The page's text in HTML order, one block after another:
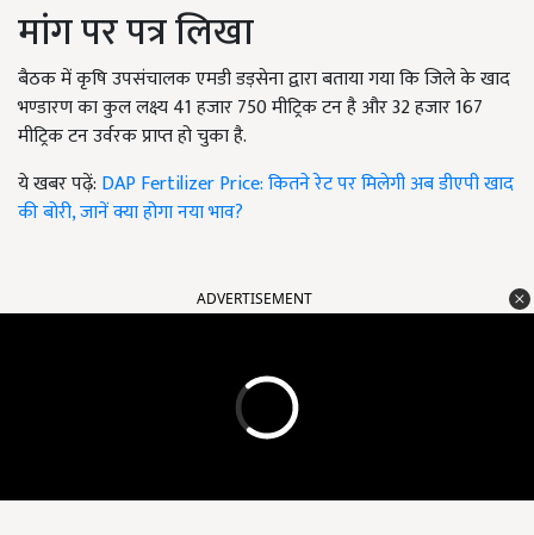
मांग पर पत्र लिखा
बैठक में कृषि उपसंचालक एमडी डड़सेना द्वारा बताया गया कि जिले के खाद
भण्डारण का कुल लक्ष्य 41 हजार 750 मीट्रिक टन है और 32 हजार 167
मीट्रिक टन उर्वरक प्राप्त हो चुका है.
ये खबर पढ़ें: DAP Fertilizer Price: कितने रेट पर मिलेगी अब डीएपी खाद
की बोरी, जानें क्या होगा नया भाव?
ADVERTISEMENT